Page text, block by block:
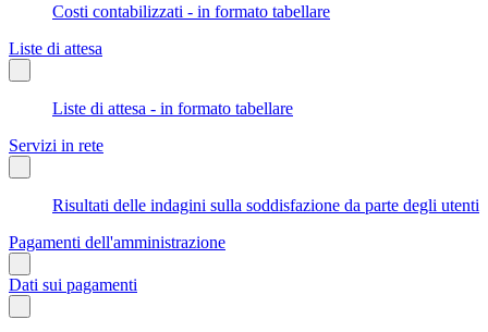
Costi contabilizzati - in formato tabellare
Liste di attesa
Liste di attesa - in formato tabellare
Servizi in rete
Risultati delle indagini sulla soddisfazione da parte degli utenti
Pagamenti dell'amministrazione
Dati sui pagamenti